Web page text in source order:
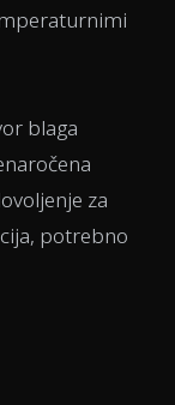
blaga
za
potrebno